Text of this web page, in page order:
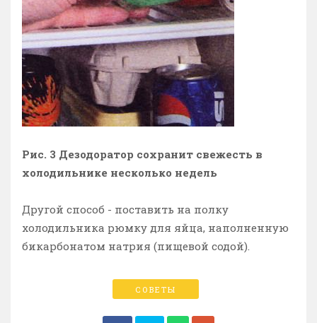
Рис. 3 Дезодоратор сохранит свежесть в
холодильнике несколько недель
Другой способ - поставить на полку
холодильника рюмку для яйца, наполненную
бикарбонатом натрия (пищевой содой).
СОВЕТЫ